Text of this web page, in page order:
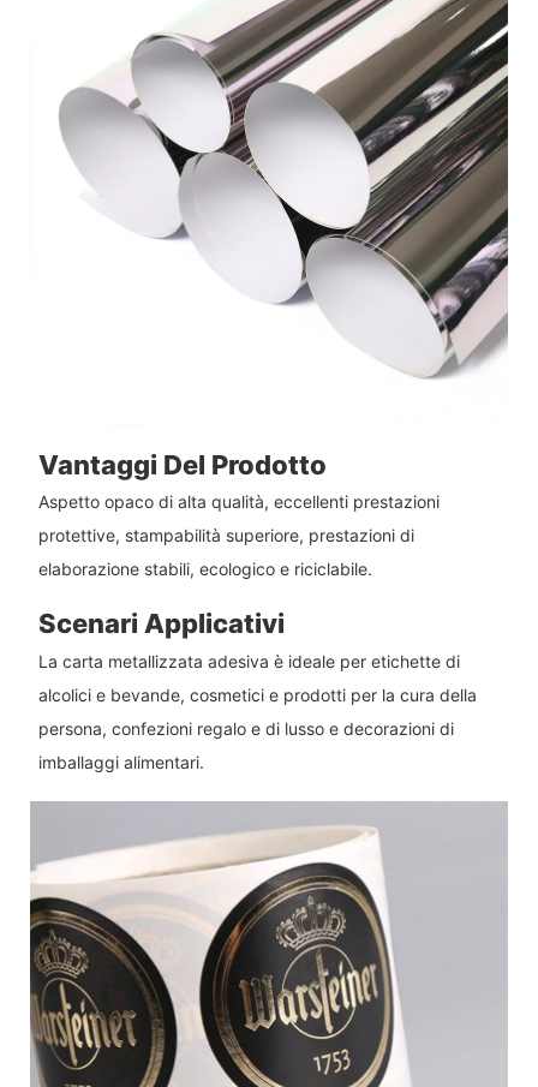
Vantaggi Del Prodotto
Aspetto opaco di alta qualità, eccellenti prestazioni
protettive, stampabilità superiore, prestazioni di
elaborazione stabili, ecologico e riciclabile.
Scenari Applicativi
La carta metallizzata adesiva è ideale per etichette di
alcolici e bevande, cosmetici e prodotti per la cura della
persona, confezioni regalo e di lusso e decorazioni di
imballaggi alimentari.